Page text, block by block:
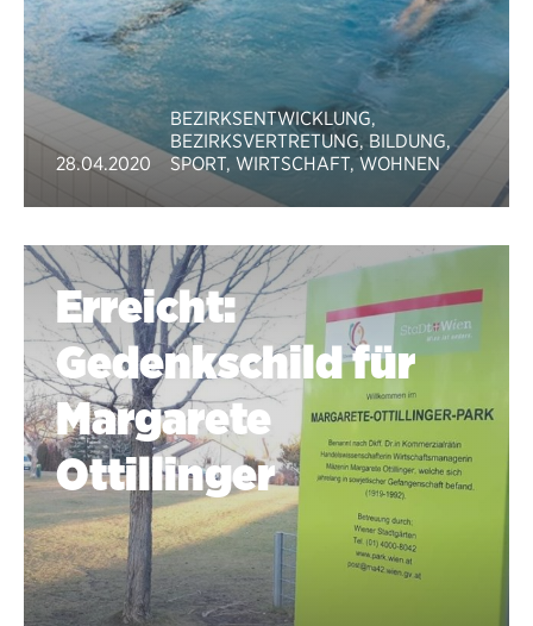
28.04.2020
BEZIRKSENTWICKLUNG,
BEZIRKSVERTRETUNG, BILDUNG,
SPORT, WIRTSCHAFT,WOHNEN
Erreicht:
Gedenkschild für
Margarete
Ottillinger